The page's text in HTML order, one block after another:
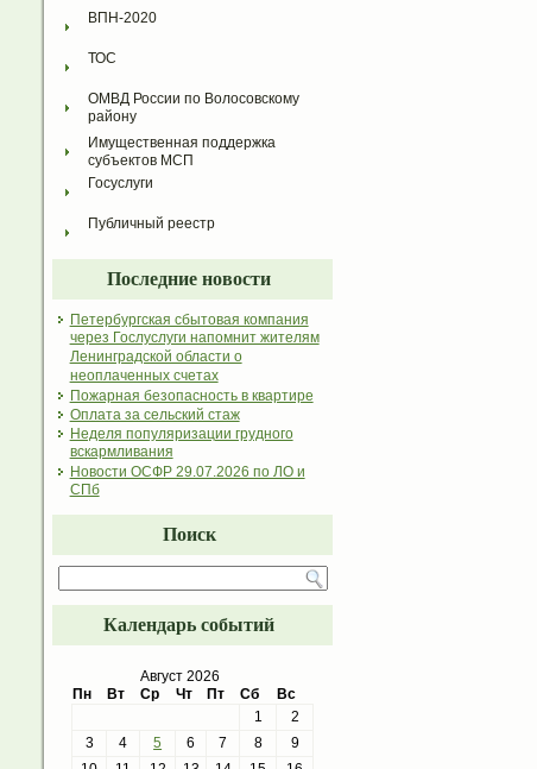
ВПН-2020
ТОС
ОМВД России по Волосовскому
району
Имущественная поддержка
субъектов МСП
Госуслуги
Публичный реестр
Последние новости
Петербургская сбытовая компания
через Гослуслуги напомнит жителям
Ленинградской области о
неоплаченных счетах
Пожарная безопасность в квартире
Оплата за сельский стаж
Неделя популяризации грудного
вскармливания
Новости ОСФР 29.07.2026 по ЛО и
СПб
Поиск
Календарь событий
Август 2026
Пн
Вт Ср Чт Пт Сб
Вс
1
2
3
4 5 6 7 8
9